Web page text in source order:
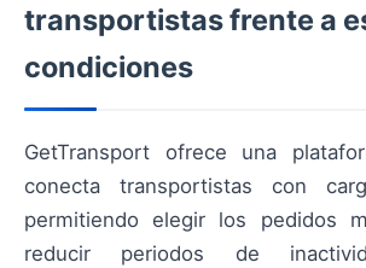
transportistas frente a
condiciones
GetTransport ofrece una
conecta transportistas con
permitiendo elegir los pedidos
reducir periodos de